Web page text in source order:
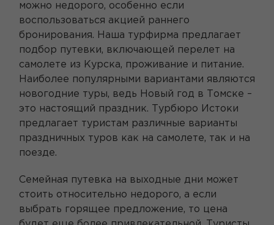
можно недорого, особенно если
воспользоваться акцией раннего
бронирования. Наша турфирма предлагает
подбор путевки, включающей перелет на
самолете из Курска, проживание и питание.
Наиболее популярными вариантами являются
новогодние туры, ведь Новый год в Томске –
это настоящий праздник. Турбюро Истоки
предлагает туристам различные варианты
праздничных туров как на самолете, так и на
поезде.
Семейная путевка на выходные дни может
стоить относительно недорого, а если
выбрать горящее предложение, то цена